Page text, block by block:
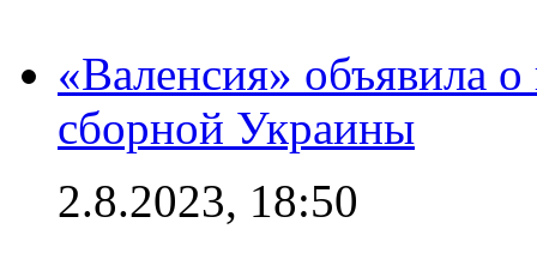
«Валенсия» объявила
сборной Украины
2.8.2023, 18:50